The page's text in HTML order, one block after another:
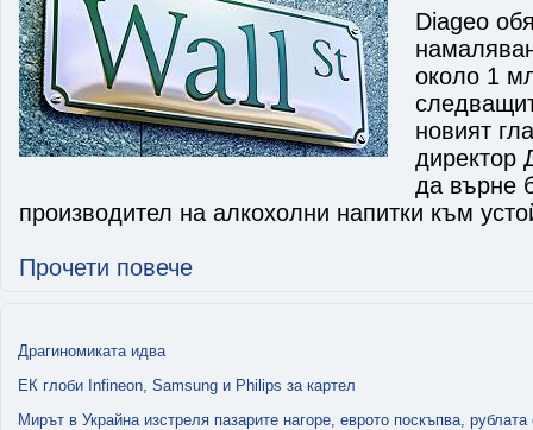
Diageo
около 1
новият
директор
да върне
производител на алкохолни напитки към
Прочети повече
Драгиномиката идва
ЕК глоби Infineon, Samsung и Philips за картел
Мирът в Украйна изстреля пазарите нагоре, еврото поскъпва, рублата